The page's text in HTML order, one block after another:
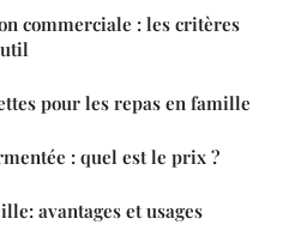
commerciale : les critères
pour les repas en famille
: quel est le prix ?
avantages et usages